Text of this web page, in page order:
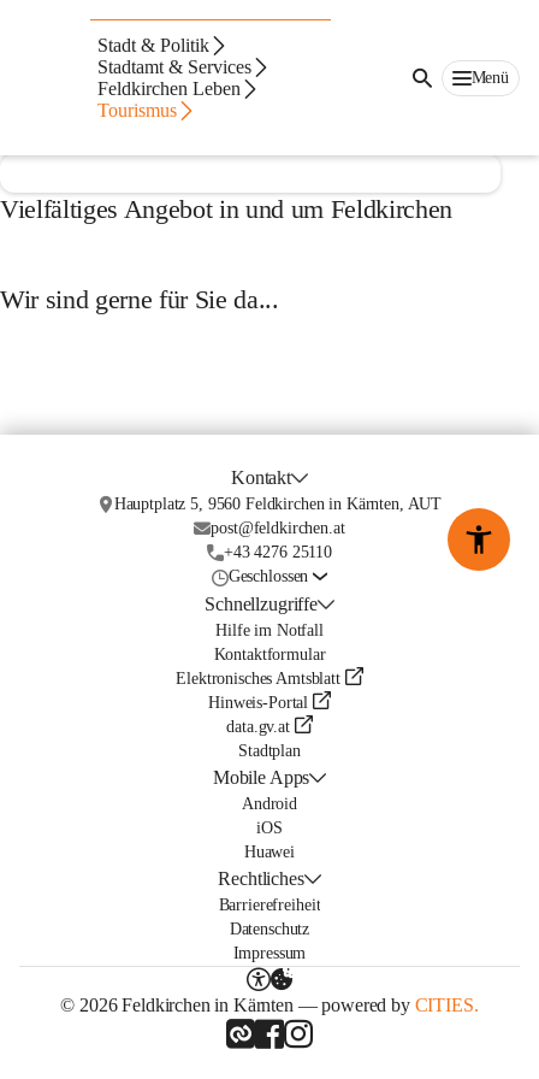
Stadt & Politik
Stadtamt & Services
Feldkirchen Leben
Tourismus
Menü
Auf dieser Seite
Vielfältiges Angebot in und um Feldkirchen
Wir sind gerne für Sie da...
Kontakt
Hauptplatz 5, 9560 Feldkirchen in Kärnten, AUT
post@feldkirchen.at
+43 4276 25110
Geschlossen
Schnellzugriffe
Hilfe im Notfall
Kontaktformular
Elektronisches Amtsblatt
Hinweis-Portal
data.gv.at
Stadtplan
Mobile Apps
Android
iOS
Huawei
Rechtliches
Barrierefreiheit
Datenschutz
Impressum
© 2026 Feldkirchen in Kärnten — powered by CITIES.